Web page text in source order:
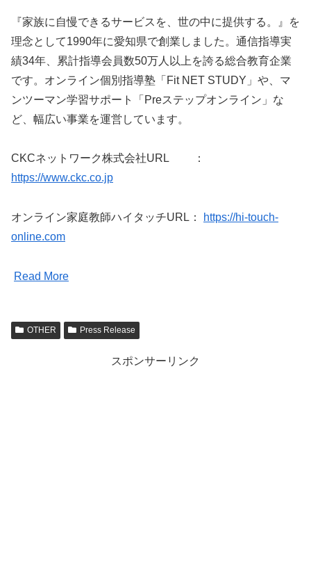
『家族に自慢できるサービスを、世の中に提供する。』を
理念として1990年に愛知県で創業しました。通信指導実
績34年、累計指導会員数50万人以上を誇る総合教育企業
です。オンライン個別指導塾「Fit NET STUDY」や、マ
ンツーマン学習サポート「Preステップオンライン」な
ど、幅広い事業を運営しています。
CKCネットワーク株式会社URL ：
https://www.ckc.co.jp
オンライン家庭教師ハイタッチURL：
https://hi-touch-
online.com
Read More
OTHER Press Release
スポンサーリンク